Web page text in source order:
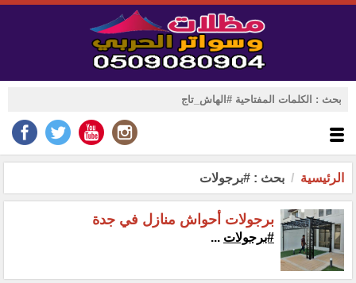
الرئيسية بحث : #برجولات
برجولات أحواش منازل في جدة
#برجولات ...